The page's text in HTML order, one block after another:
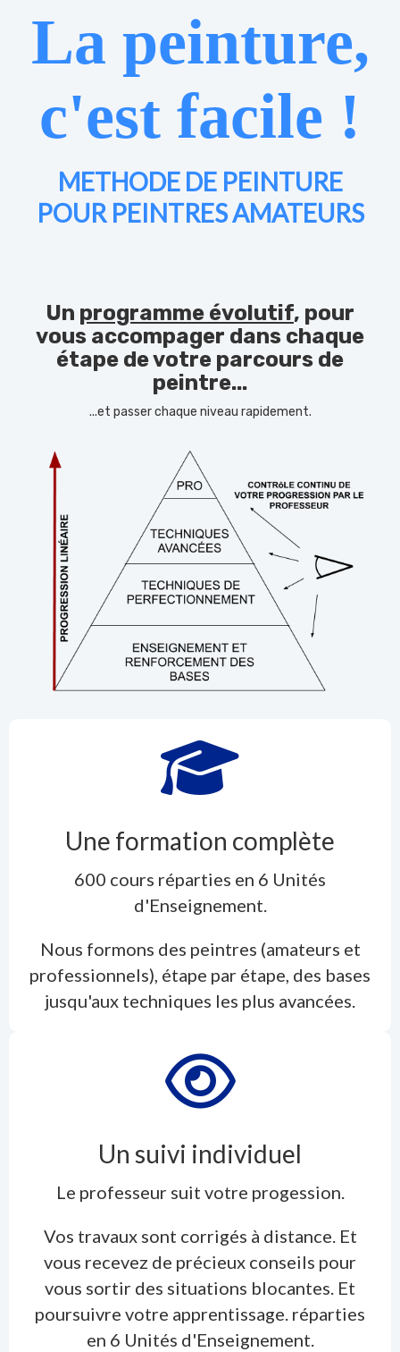
La peinture,
c'est facile !
METHODE DE PEINTURE
POUR PEINTRES AMATEURS
Un programme évolutif, pour
vous accompager dans chaque
étape de votre parcours de
peintre...
...et passer chaque niveau rapidement.
Une formation complète
600 cours réparties en 6 Unités
d'Enseignement.
Nous formons des peintres (amateurs et
professionnels), étape par étape, des bases
jusqu'aux techniques les plus avancées.
Un suivi individuel
Le professeur suit votre progession.
Vos travaux sont corrigés à distance. Et
vous recevez de précieux conseils pour
vous sortir des situations blocantes. Et
poursuivre votre apprentissage. réparties
en 6 Unités d'Enseignement.